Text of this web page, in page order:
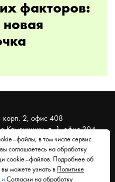
факторов:
корп. 2, офис 408
Каменщики, д. 1, офис 304
SEO-продвижение, реклама,
со всем миром.
в том числе сервис
соглашаетесь на обработку
cookie–файлов. Подробнее об
можете узнать в
Политике
и Согласии на обработку